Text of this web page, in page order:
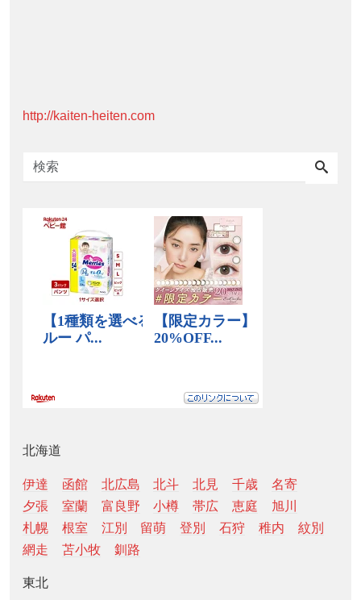
http://kaiten-heiten.com
北海道
伊達 函館 北広島 北斗 北見 千歳
名寄
夕張
室蘭 富良野 小樽 帯広 恵庭
旭川
札幌
根室 江別 留萌 登別 石狩 稚内
紋別
網走
苫小牧 釧路
東北